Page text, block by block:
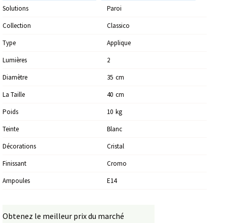
Solutions
Paroi
Collection
Classico
Type
Applique
Lumières
2
Diamètre
35 Cm
La Taille
40 Cm
Poids
10 Kg
Teinte
Blanc
Décorations
Cristal
Finissant
Cromo
Ampoules
E14
Obtenez le meilleur prix du marché